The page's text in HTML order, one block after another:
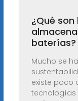
¿Qué
baterías?
Mucho se
existe poco
tecnologías